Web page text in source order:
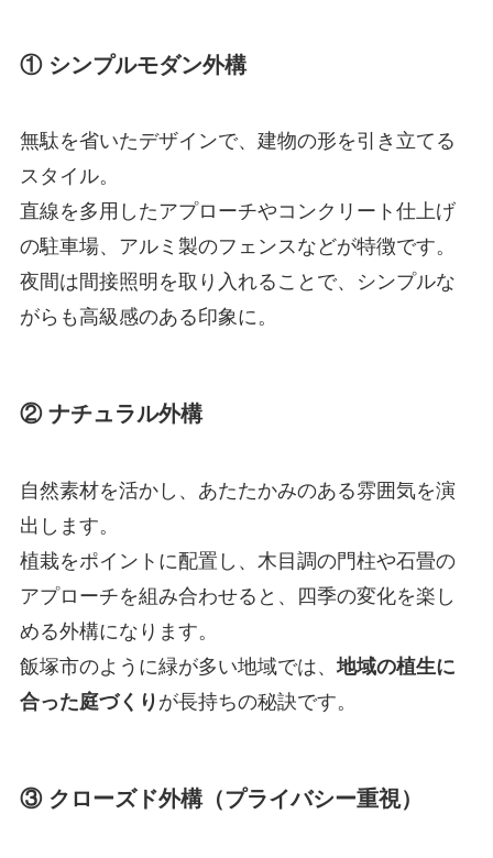
① シンプルモダン外構
無駄を省いたデザインで、建物の形を引き立てる
スタイル。
直線を多用したアプローチやコンクリート仕上げ
の駐車場、アルミ製のフェンスなどが特徴です。
夜間は間接照明を取り入れることで、シンプルな
がらも高級感のある印象に。
② ナチュラル外構
自然素材を活かし、あたたかみのある雰囲気を演
出します。
植栽をポイントに配置し、木目調の門柱や石畳の
アプローチを組み合わせると、四季の変化を楽し
める外構になります。
飯塚市のように緑が多い地域では、地域の植生に
合った庭づくり が長持ちの秘訣です。
③ クローズド外構（プライバシー重視）